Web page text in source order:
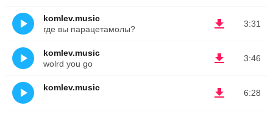
3:31
komlev.music
где вы парацетамолы?
3:46
komlev.music
wolrd you go
6:28
komlev.music